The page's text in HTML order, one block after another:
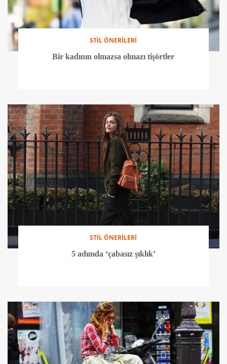
STİL ÖNERİLERİ
Bir kadının olmazsa olmazı tişörtler
STİL ÖNERİLERİ
5 adımda ‘çabasız şıklık’